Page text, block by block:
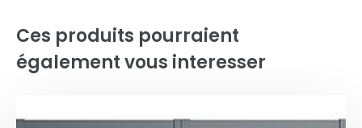
Ces produits pourraient
également vous interesser